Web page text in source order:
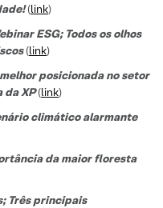
(link)
ESG; Todos os olhos
(link)
posicionada no setor
da XP(link)
climático alarmante
da maior floresta
Três principais